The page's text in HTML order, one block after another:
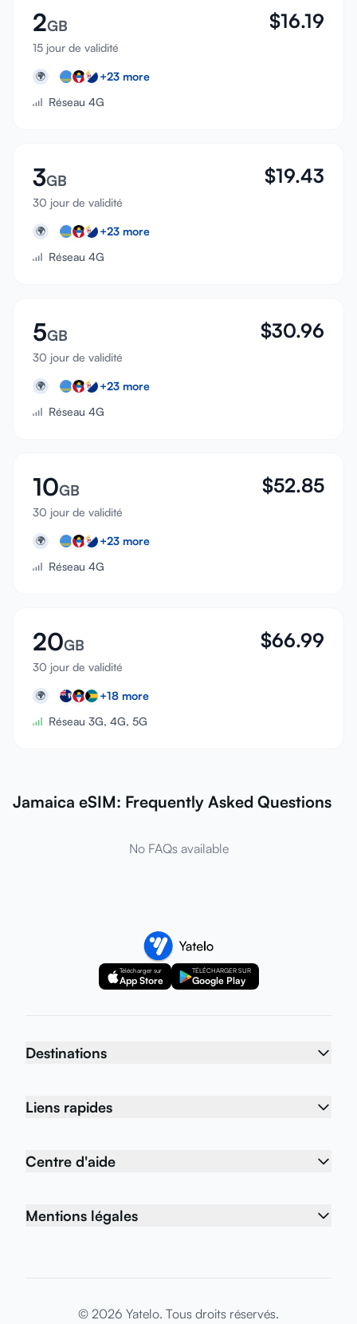
2GB
15 jour de validité
$16.19
🌍 +23 more
Réseau 4G
3GB
30 jour de validité
$19.43
🌍 +23 more
Réseau 4G
5GB
30 jour de validité
$30.96
🌍 +23 more
Réseau 4G
10GB
30 jour de validité
$52.85
🌍 +23 more
Réseau 4G
20GB
30 jour de validité
$66.99
🌍 +18 more
Réseau 3G, 4G, 5G
Jamaica eSIM: Frequently Asked Questions
No FAQs available
Télécharger sur
App Store
TÉLÉCHARGER SUR
Google Play
Destinations
Liens rapides
Centre d'aide
Mentions légales
© 2026 Yatelo. Tous droits réservés.